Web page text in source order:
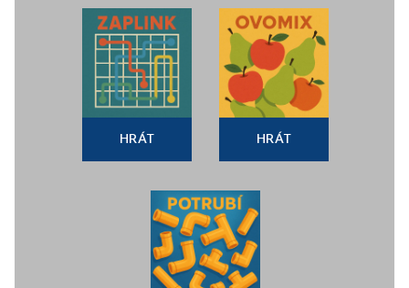
HRÁT HRÁT